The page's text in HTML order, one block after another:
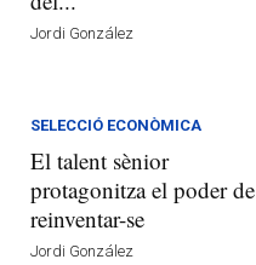
Jordi González
SELECCIÓ ECONÒMICA
El talent sènior
protagonitza el poder de
reinventar-se
Jordi González